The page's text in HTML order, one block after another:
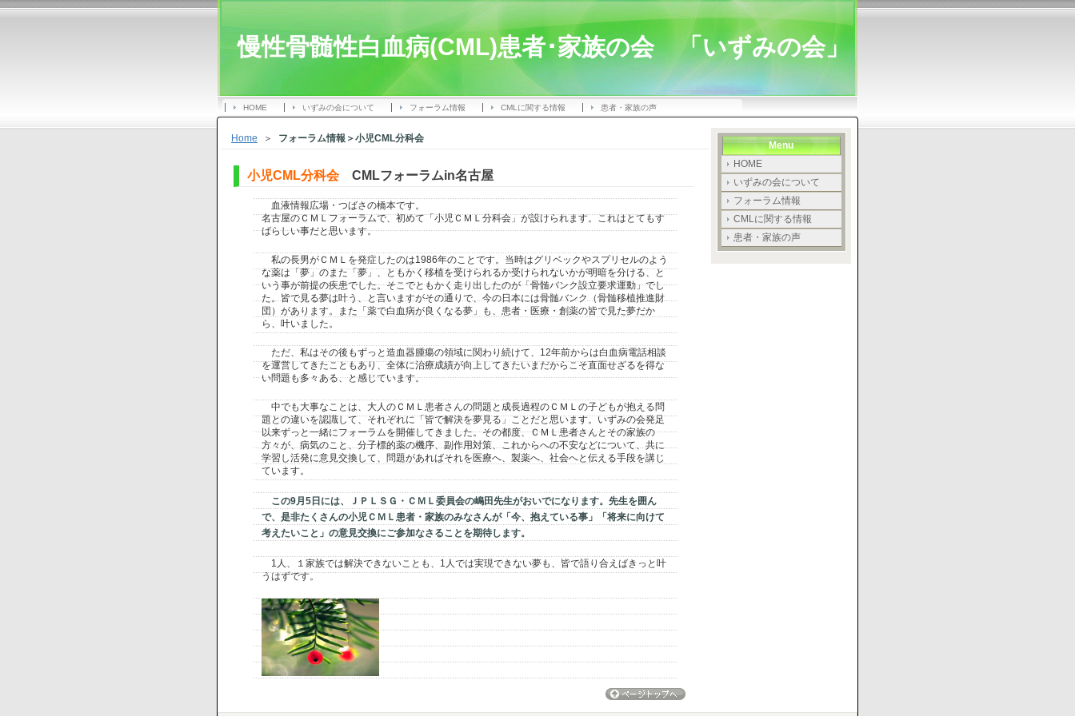
慢性骨髄性白血病(CML)患者･家族の会 「いずみの会」
HOME いずみの会について フォーラム情報 CMLに関する情報 患者・家族の声
Home ＞ フォーラム情報＞小児CML分科会
小児CML分科会CMLフォーラムin名古屋
血液情報広場・つばさの橋本です。
名古屋のＣＭＬフォーラムで、初めて「小児ＣＭＬ分科会」が設けられます。これはとてもす
ばらしい事だと思います。
私の長男がＣＭＬを発症したのは1986年のことです。当時はグリベックやスプリセルのよう
な薬は「夢」のまた「夢」、ともかく移植を受けられるか受けられないかが明暗を分ける、と
いう事が前提の疾患でした。そこでともかく走り出したのが「骨髄バンク設立要求運動」でし
た。皆で見る夢は叶う、と言いますがその通りで、今の日本には骨髄バンク（骨髄移植推進財
団）があります。また「薬で白血病が良くなる夢」も、患者・医療・創薬の皆で見た夢だか
ら、叶いました。
ただ、私はその後もずっと造血器腫瘍の領域に関わり続けて、 12年前からは白血病電話相談
を運営してきたこともあり、全体に治療成績が向上してきたいまだからこそ直面せざるを得な
い問題も多々ある、と感じています。
中でも大事なことは、大人のＣＭＬ患者さんの問題と成長過程のＣＭＬの子どもが抱える問
題との違いを認識して、それぞれに「皆で解決を夢見る」ことだと思います。いずみの会発足
以来ずっと一緒にフォーラムを開催してきました。その都度、ＣＭＬ患者さんとその家族の
方々が、病気のこと、分子標的薬の機序、副作用対策、これからへの不安などについて、共に
学習し活発に意見交換して、問題があればそれを医療へ、製薬へ、社会へと伝える手段を講じ
ています。
この9月 5 日には、ＪＰＬＳＧ・ＣＭＬ委員会の嶋田先生がおいでになります。先生を囲ん
で、是非たくさんの小児ＣＭＬ患者・家族のみなさんが「今、抱えている事」「将来に向けて
考えたいこと」の意見交換にご参加なさることを期待します。
1 人、１家族では解決できないことも、 1 人では実現できない夢も、皆で語り合えばきっと叶
うはずです。
Menu
HOME
いずみの会について
フォーラム情報
CMLに関する情報
患者・家族の声